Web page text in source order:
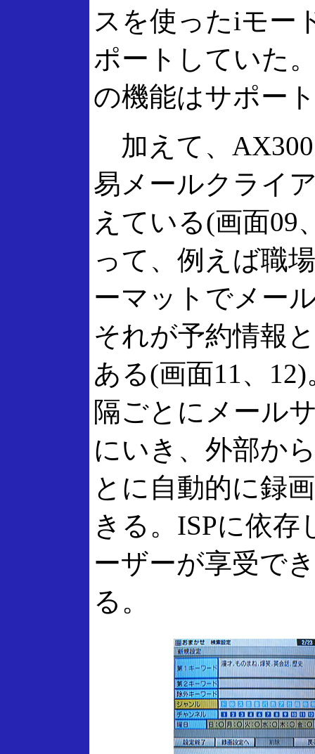
スを使ったiモー
ポートしていた
の機能はサポー
加えて、
易メールクライ
えている(画面09
って、例えば職
ーマットでメー
それが予約情報
ある(画面11、
隔ごとにメール
にいき、外部か
とに自動的に録
きる。ISPに依
ーザーが享受で
る。